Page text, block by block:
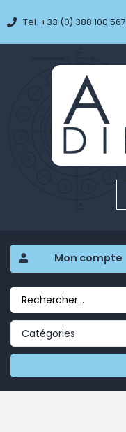
Tel. +33 (0) 388 100 567
Mon compte